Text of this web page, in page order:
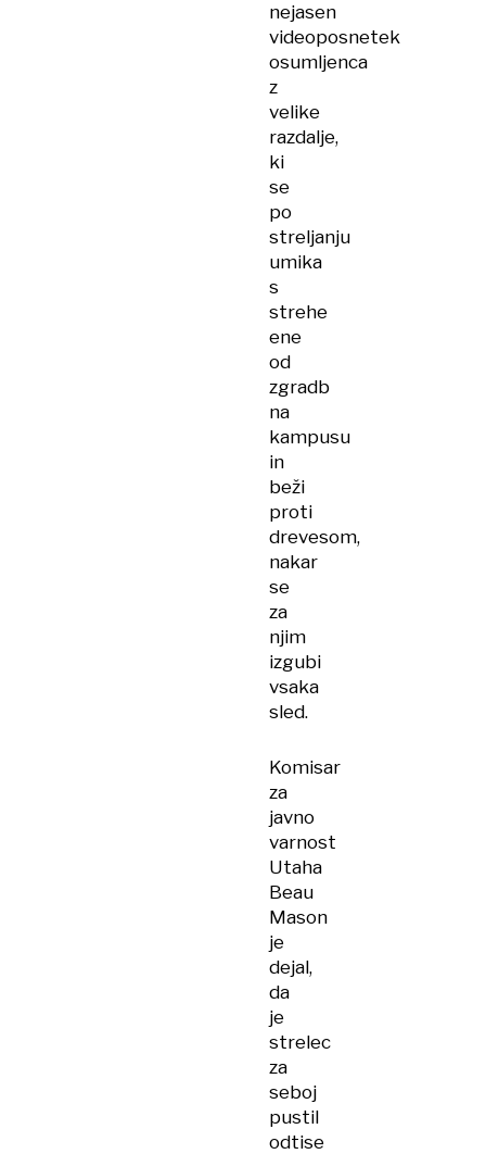
nejasen
videoposnetek
osumljenca
z
velike
razdalje,
ki
se
po
streljanju
umika
s
strehe
ene
od
zgradb
na
kampusu
in
beži
proti
drevesom,
nakar
se
za
njim
izgubi
vsaka
sled.
Komisar
za
javno
varnost
Utaha
Beau
Mason
je
dejal,
da
je
strelec
za
seboj
pustil
odtise